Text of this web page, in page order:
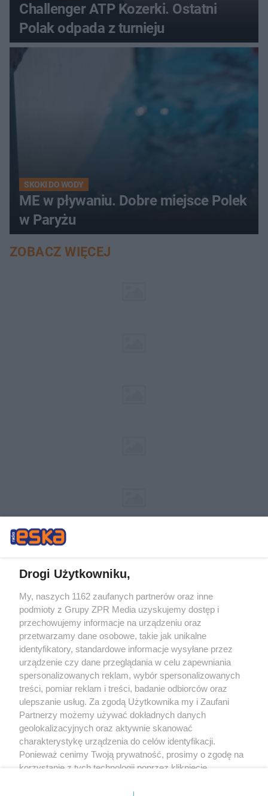
Challenger ATP Kozerki. Ostatni
Polak odpada z turnieju
SKOKI DO WODY
ME w pływaniu. Dobre miejsce Polek
w Paryżu
ZOBACZ WIĘCEJ
Żaden utwór zamieszczony w serwisie nie może być powielany i
rozpowszechniany lub dalej rozpowszechniany w jakikolwiek sposób (w
tym także elektroniczny lub mechaniczny) na jakimkolwiek polu
eksploatacji w jakiejkolwiek formie, włącznie z umieszczaniem w Internecie
bez pisemnej zgody właściciela praw. Jakiekolwiek użycie lub
wykorzystanie utworów w całości lub w części z naruszeniem prawa, tzn.
bez właściwej zgody, jest zabronione pod groźbą kary i może być ścigane
prawnie.
O nas
Drogi Użytkowniku,
My, naszych 1162 zaufanych partnerów oraz inne
podmioty z Grupy ZPR Media uzyskujemy dostęp i
przechowujemy informacje na urządzeniu oraz
przetwarzamy dane osobowe, takie jak unikalne
identyfikatory, standardowe informacje wysyłane przez
urządzenie czy dane przeglądania w celu zapewniania
spersonalizowanych reklam, wybór spersonalizowanych
treści, pomiar reklam i treści, badanie odbiorców oraz
ulepszanie usług. Za zgodą Użytkownika my i Zaufani
Partnerzy możemy używać dokładnych danych
geolokalizacyjnych oraz aktywnie skanować
charakterystykę urządzenia do celów identyfikacji.
Ponieważ cenimy Twoją prywatność, prosimy o zgodę na
korzystanie z tych technologii poprzez kliknięcie
zmienić/wycofać klikając przycisk ustawień prywatności